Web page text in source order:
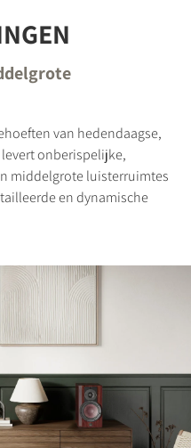
van hedendaagse,
onberispelijke,
middelgrote luisterruimtes
en dynamische
JE OM TE